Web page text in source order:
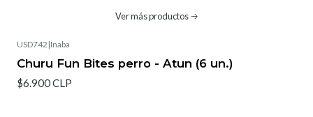
Ver más productos
USD742 |Inaba
Churu Fun Bites perro - Atun (6 un.)
$6.900 CLP